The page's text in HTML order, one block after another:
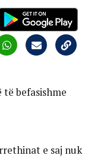
befasishme
e saj nuk